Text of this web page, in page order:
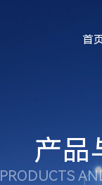
首
产品
PRODUCTS